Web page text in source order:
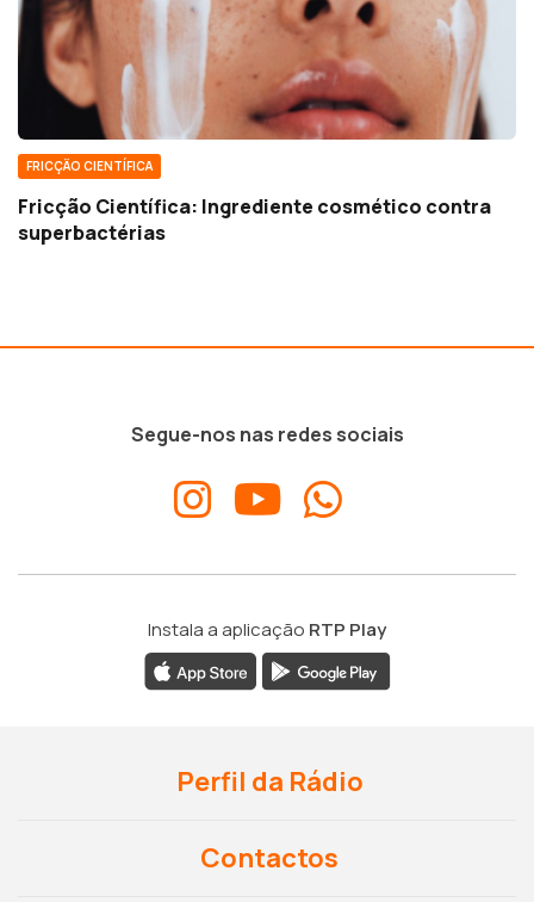
FRICÇÃO CIENTÍFICA
Fricção Científica: Ingrediente cosmético contra
superbactérias
Segue-nos nas redes sociais
Instala a aplicação RTP Play
Perfil da Rádio
Contactos